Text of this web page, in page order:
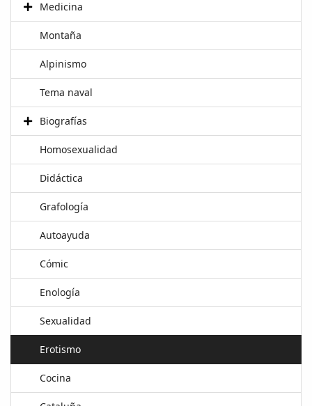
Medicina
Montaña
Alpinismo
Tema naval
Biografías
Homosexualidad
Didáctica
Grafología
Autoayuda
Cómic
Enología
Sexualidad
Erotismo
Cocina